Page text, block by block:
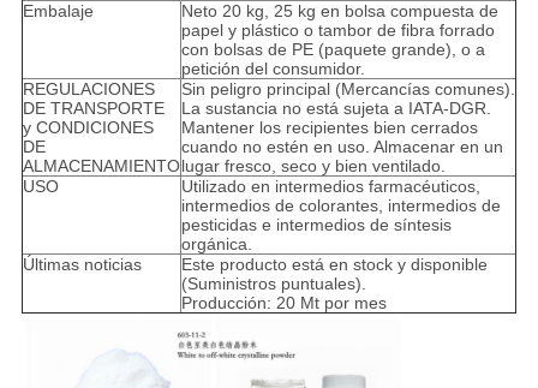
Embalaje
Neto 20 kg, 25 kg en bolsa compuesta de
papel y plástico o tambor de fibra forrado
con bolsas de PE (paquete grande), o a
petición del consumidor.
REGULACIONES
DE TRANSPORTE
y CONDICIONES
DE
ALMACENAMIENTO
Sin peligro principal (Mercancías comunes).
La sustancia no está sujeta a IATA-DGR.
Mantener los recipientes bien cerrados
cuando no estén en uso. Almacenar en un
lugar fresco, seco y bien ventilado.
USO
Utilizado en intermedios farmacéuticos,
intermedios de colorantes, intermedios de
pesticidas e intermedios de síntesis
orgánica.
Últimas noticias
Este producto está en stock y disponible
(Suministros puntuales).
Producción: 20 Mt por mes